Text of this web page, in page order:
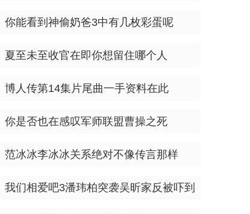
你能看到神偷奶爸3中有几枚彩蛋呢
夏至未至收官在即你想留住哪个人
博人传第14集片尾曲一手资料在此
你是否也在感叹军师联盟曹操之死
范冰冰李冰冰关系绝对不像传言那样
我们相爱吧3潘玮柏突袭吴昕家反被吓到